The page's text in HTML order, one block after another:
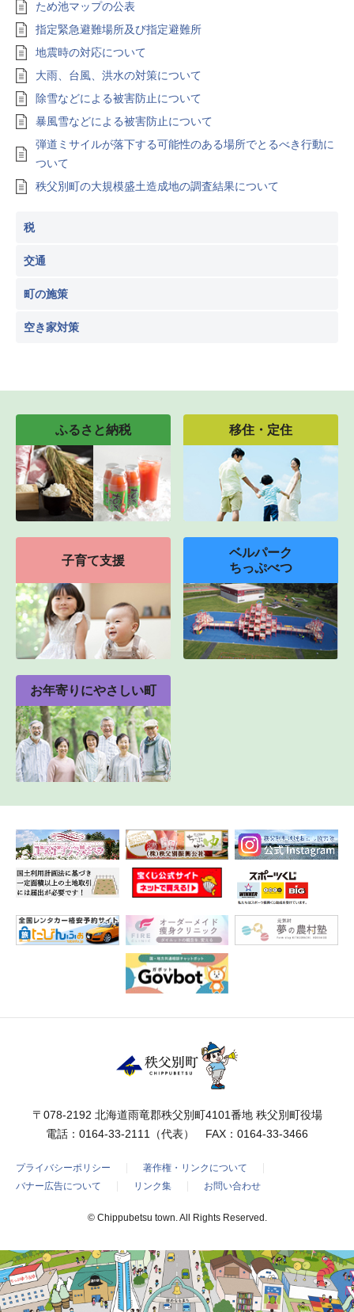
ため池マップの公表
指定緊急避難場所及び指定避難所
地震時の対応について
大雨、台風、洪水の対策について
除雪などによる被害防止について
暴風雪などによる被害防止について
弾道ミサイルが落下する可能性のある場所でとるべき行動に
ついて
秩父別町の大規模盛土造成地の調査結果について
税
交通
町の施策
空き家対策
ふるさと納税 移住・定住
子育て支援
ベルパーク
ちっぷべつ
お年寄りにやさしい町
〒078-2192 北海道雨竜郡秩父別町4101番地 秩父別町役場
電話： 0164-33-2111 （代表） FAX：0164-33-3466
プライバシーポリシー
著作権・リンクについて
バナー広告について
リンク集 お問い合わせ
© Chippubetsu town. All Rights Reserved.